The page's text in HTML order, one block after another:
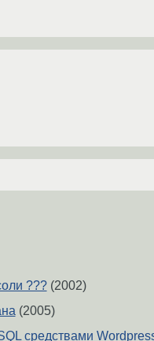
???(2002)
(2005)
средствами